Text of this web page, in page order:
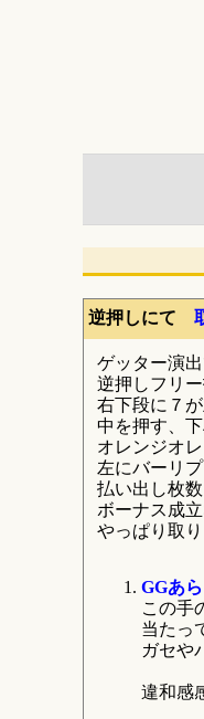
逆押しにて
ゲッター演
逆押しフリ
右下段に７
中を押す、
オレンジオ
左にバーリ
払い出し枚
ボーナス成
やっぱり取
GGあ
この手
当たっ
ガセや
違和感